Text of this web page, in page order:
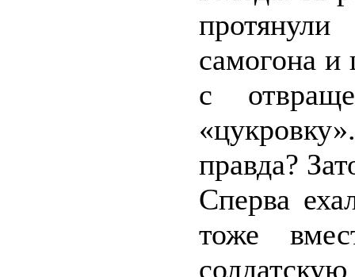
самогона
с
правда?
Сперва
тоже